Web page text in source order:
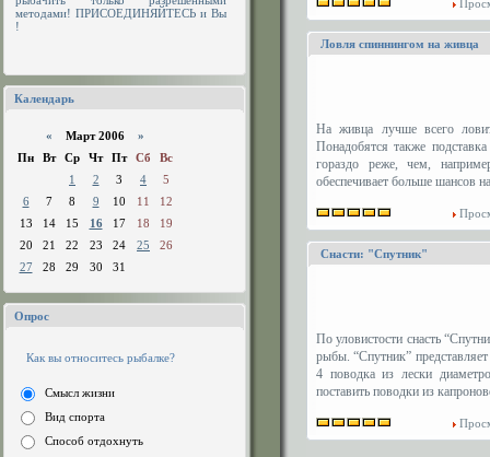
методами! ПРИСОЕДИНЯЙТЕСЬ и Вы
!
Календарь
« Март 2006 »
Пн
Вт Ср Чт Пт Сб
Вс
1
2 3 4
5
6
7 8 9 10 11
12
13
14 15 16 17 18
19
20
21 22 23 24 25
26
27
28 29 30 31
Опрос
Как вы относитесь рыбалке?
Смысл жизни
Вид спорта
Способ отдохнуть
Ловля спиннингом на живца
На живца лучше всего
Понадобятся также
гораздо реже, чем,
обеспечивает больше шансов
Снасти: "Спутник"
По уловистости снасть
рыбы. “Спутник”
4 поводка из лески
поставить поводки из